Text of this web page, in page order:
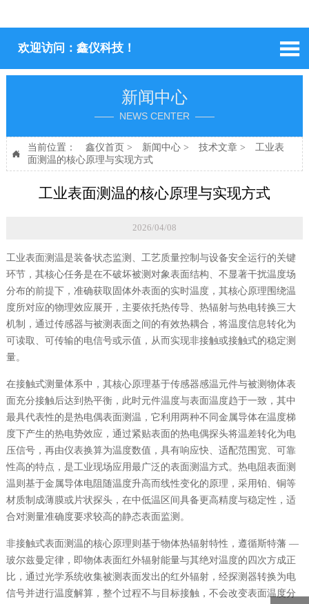
欢迎访问：鑫仪科技！ 
新闻中心
—— NEWS CENTER ——

当前位置： 鑫仪首页 > 新闻中心> 技术文章>
工业表
面测温的核心原理与实现方式
工业表面测温的核心原理与实现方式
2026/04/08
工业表面测温是装备状态监测、工艺质量控制与设备安全运行的关键
环节，其核心任务是在不破坏被测对象表面结构、不显著干扰温度场
分布的前提下，准确获取固体外表面的实时温度，其核心原理围绕温
度所对应的物理效应展开，主要依托热传导、热辐射与热电转换三大
机制，通过传感器与被测表面之间的有效热耦合，将温度信息转化为
可读取、可传输的电信号或示值，从而实现非接触或接触式的稳定测
量。
在接触式测量体系中，其核心原理基于传感器感温元件与被测物体表
面充分接触后达到热平衡，此时元件温度与表面温度趋于一致，其中
最具代表性的是热电偶表面测温，它利用两种不同金属导体在温度梯
度下产生的热电势效应，通过紧贴表面的热电偶探头将温差转化为电
压信号，再由仪表换算为温度数值，具有响应快、适配范围宽、可靠
性高的特点，是工业现场应用最广泛的表面测温方式。热电阻表面测
温则基于金属导体电阻随温度升高而线性变化的原理，采用铂、铜等
材质制成薄膜或片状探头，在中低温区间具备更高精度与稳定性，适
合对测量准确度要求较高的静态表面监测。
非接触式表面测温的核心原理则基于物体热辐射特性，遵循斯特藩 —
玻尔兹曼定律，即物体表面红外辐射能量与其绝对温度的四次方成正
比，通过光学系统收集被测表面发出的红外辐射，经探测器转换为电
信号并进行温度解算，整个过程不与目标接触，不会改变表面温度分